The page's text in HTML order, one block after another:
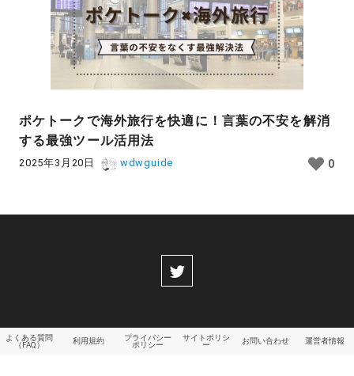
ポケトークで海外旅行を快適に！言葉の不安を解消
する最強ツール活用法
2025年3月20日 wdwguide 0
よくある質問
（FAQ）
利用規約
プライバシー
ポリシー
サイトポリシ
ー
お問い合わせ 運営者情報